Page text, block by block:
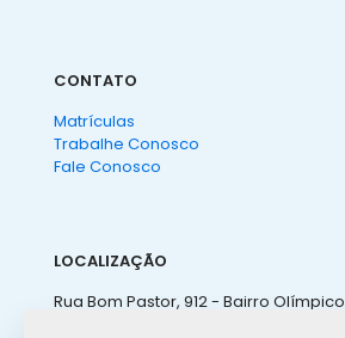
CONTATO
Matrículas
Trabalhe Conosco
Fale Conosco
LOCALIZAÇÃO
Rua Bom Pastor, 912 - Bairro Olímpico